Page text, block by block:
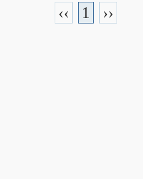
‹‹ 1 ››